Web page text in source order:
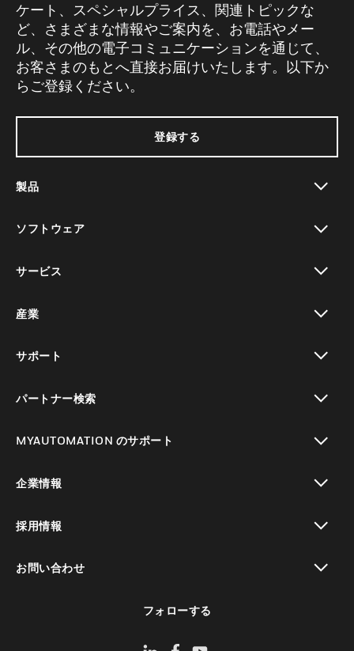
ケート、スペシャルプライス、関連トピックな
ど、さまざまな情報やご案内を、お電話やメー
ル、その他の電子コミュニケーションを通じて、
お客さまのもとへ直接お届けいたします。以下か
らご登録ください。
登録する
製品
ソフトウェア
サービス
産業
サポート
パートナー検索
MYAUTOMATION のサポート
企業情報
採用情報
お問い合わせ
フォローする